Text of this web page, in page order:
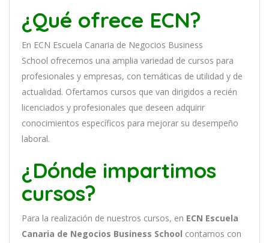
¿Qué ofrece ECN?
En ECN Escuela Canaria de Negocios Business
School ofrecemos una amplia variedad de cursos para
profesionales y empresas, con temáticas de utilidad y de
actualidad. Ofertamos cursos que van dirigidos a recién
licenciados y profesionales que deseen adquirir
conocimientos específicos para mejorar su desempeño
laboral.
¿Dónde impartimos
cursos?
Para la realización de nuestros cursos, en ECN Escuela
Canaria de Negocios Business School contamos con